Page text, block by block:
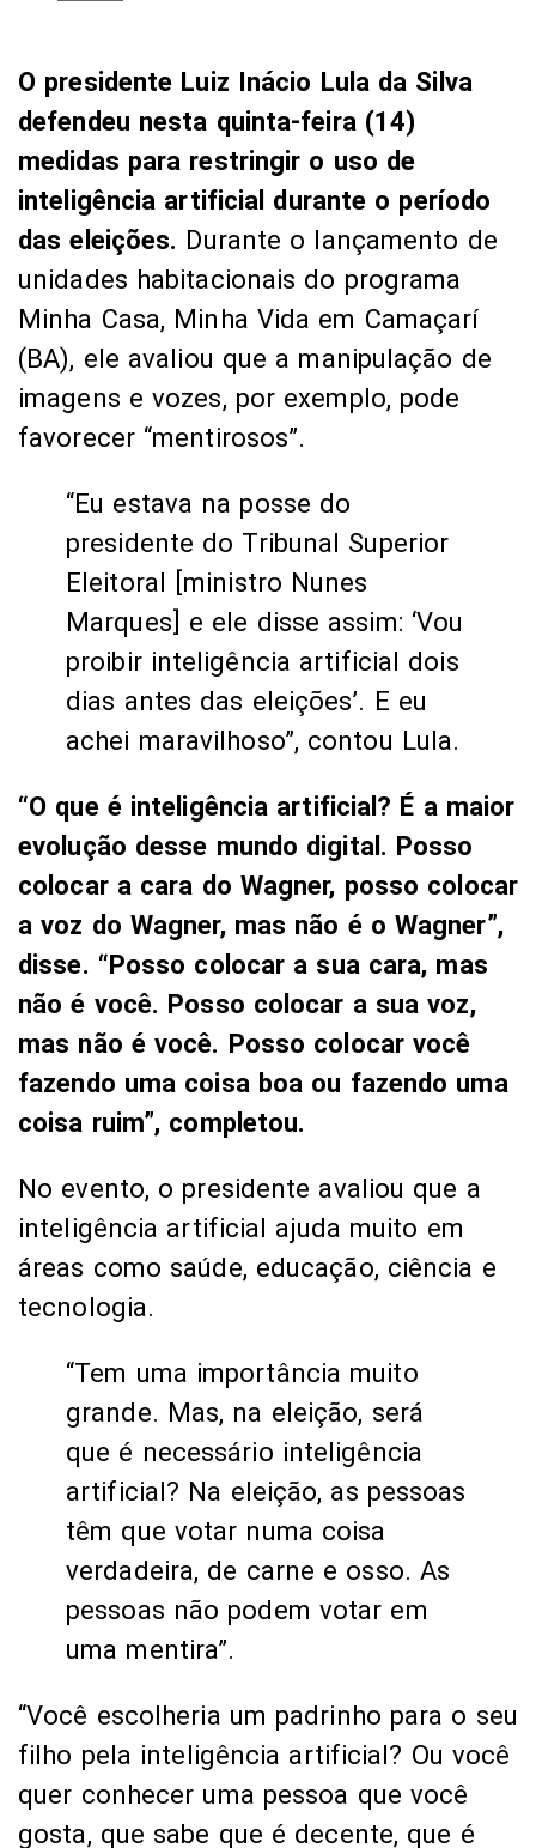
O presidente Luiz Inácio Lula da Silva
defendeu nesta quinta-feira (14)
medidas para restringir o uso de
inteligência artificial durante o período
das eleições. Durante o lançamento de
unidades habitacionais do programa
Minha Casa, Minha Vida em Camaçarí
(BA), ele avaliou que a manipulação de
imagens e vozes, por exemplo, pode
favorecer “mentirosos”.
“Eu estava na posse do
presidente do Tribunal Superior
Eleitoral [ministro Nunes
Marques] e ele disse assim: ‘Vou
proibir inteligência artificial dois
dias antes das eleições’. E eu
achei maravilhoso”, contou Lula.
“O que é inteligência artificial? É a maior
evolução desse mundo digital. Posso
colocar a cara do Wagner, posso colocar
a voz do Wagner, mas não é o Wagner”,
disse. “Posso colocar a sua cara, mas
não é você. Posso colocar a sua voz,
mas não é você. Posso colocar você
fazendo uma coisa boa ou fazendo uma
coisa ruim”, completou.
No evento, o presidente avaliou que a
inteligência artificial ajuda muito em
áreas como saúde, educação, ciência e
tecnologia.
“Tem uma importância muito
grande. Mas, na eleição, será
que é necessário inteligência
artificial? Na eleição, as pessoas
têm que votar numa coisa
verdadeira, de carne e osso. As
pessoas não podem votar em
uma mentira”.
“Você escolheria um padrinho para o seu
filho pela inteligência artificial? Ou você
quer conhecer uma pessoa que você
gosta, que sabe que é decente, que é